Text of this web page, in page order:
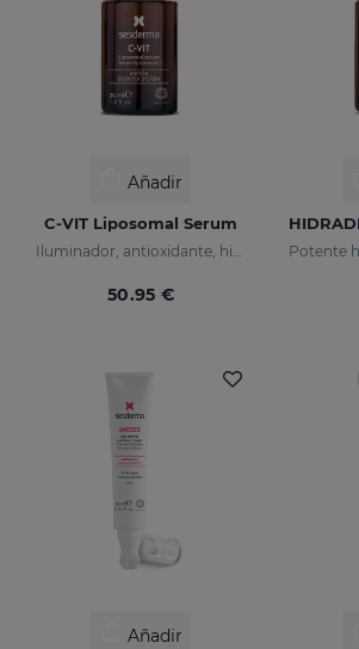
Añadir
C-VIT Liposomal Serum
Iluminador, antioxidante, hidratante y antiarrugas
50.95 €
Añadir